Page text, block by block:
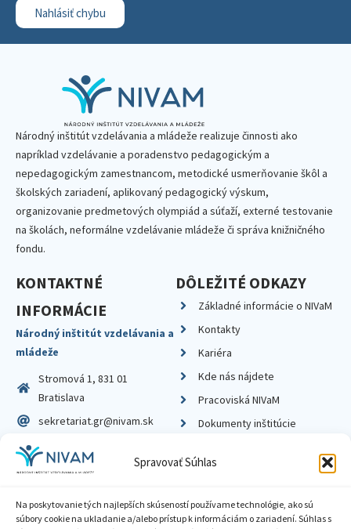
Spravovať Súhlas
Na poskytovanie tých najlepších skúseností používame technológie, ako sú
súbory cookie na ukladanie a/alebo prístup k informáciám o zariadení. Súhlas s
Nahlásiť chybu
Národný inštitút vzdelávania a mládeže realizuje činnosti ako
napríklad vzdelávanie a poradenstvo pedagogickým a
nepedagogickým zamestnancom, metodické usmerňovanie škôl a
školských zariadení, aplikovaný pedagogický výskum,
organizovanie predmetových olympiád a súťaží, externé testovanie
na školách, neformálne vzdelávanie mládeže či správa knižničného
fondu.
KONTAKTNÉ
INFORMÁCIE
Národný inštitút vzdelávania a
mládeže
Stromová 1, 831 01
Bratislava
sekretariat.gr@nivam.sk
IČO: 00164348
DIČ: 2020798714
DÔLEŽITÉ ODKAZY
Základné informácie o NIVaM
Kontakty
Kariéra
Kde nás nájdete
Pracoviská NIVaM
Dokumenty inštitúcie